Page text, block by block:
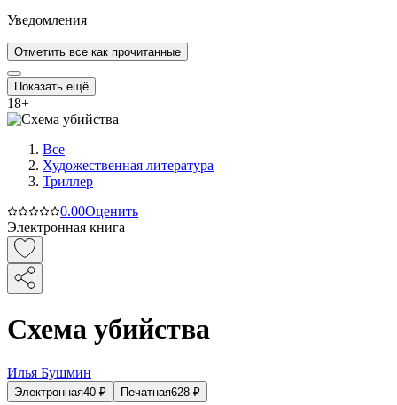
Уведомления
Отметить все как прочитанные
Показать ещё
18+
Все
Художественная литература
Триллер
0.00Оценить
Электронная книга
Схема убийства
Илья Бушмин
Электронная40 ₽ Печатная628 ₽